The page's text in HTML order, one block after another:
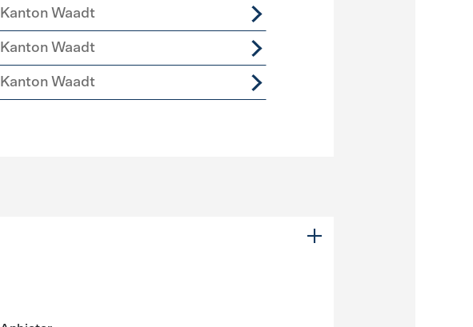
Kanton Waadt
Kanton Waadt
Kanton Waadt